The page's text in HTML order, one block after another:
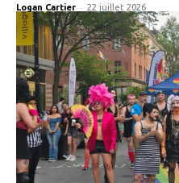
Logan Cartier - 22 juillet 2026